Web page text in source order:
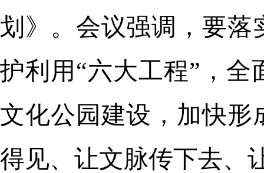
划》。会议强调，要
护利用“六大工程”，
文化公园建设，加快
得见、让文脉传下去、